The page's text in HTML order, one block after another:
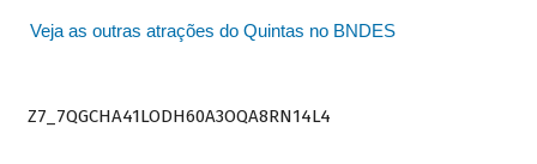
Veja as outras atrações do Quintas no BNDES
Z7_7QGCHA41LODH60A3OQA8RN14L4